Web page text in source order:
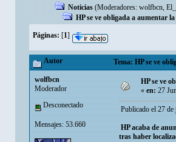
Noticias (Moderadores: wolfbcn,
HP se ve obligada a aumentar
Páginas: [1]
Autor Tema: HP se ve
wolfbcn
Moderador
Desconectado
Mensajes: 53.660
HP se ve
«en:27
Publicado el 27 de
HP acaba de
tras haber